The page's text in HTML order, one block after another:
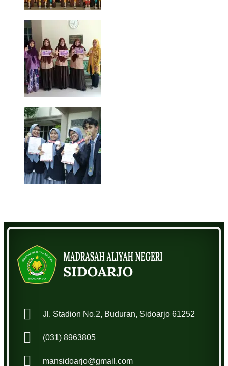
Jl. Stadion No.2, Buduran, Sidoarjo 61252
(031) 8963805
mansidoarjo@gmail.com